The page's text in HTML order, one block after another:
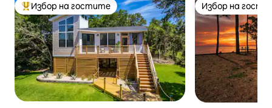
Най-популярен избор на гостите
Избор на гостите Избор на
Избор на